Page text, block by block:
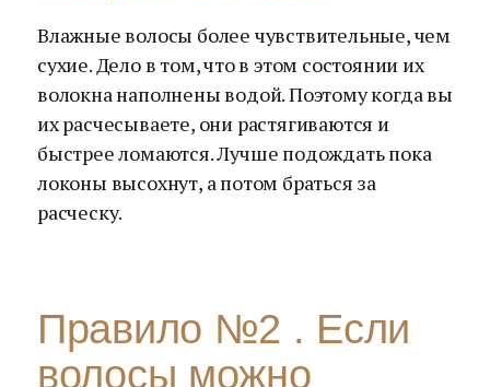
Влажные волосы более чувствительные, чем
сухие. Дело в том, что в этом состоянии их
волокна наполнены водой. Поэтому когда вы
их расчесываете, они растягиваются и
быстрее ломаются. Лучше подождать пока
локоны высохнут, а потом браться за
расческу.
Правило №2 . Если
волосы можно